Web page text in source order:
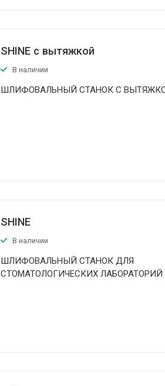
SHINE с вытяжкой
В наличии
ШЛИФОВАЛЬНЫЙ СТАНОК С
SHINE
В наличии
ШЛИФОВАЛЬНЫЙ СТАНОК ДЛЯ
СТОМАТОЛОГИЧЕСКИХ ЛАБОРАТОРИЙ